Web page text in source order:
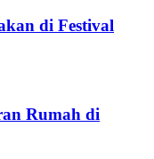
di Festival
Rumah di